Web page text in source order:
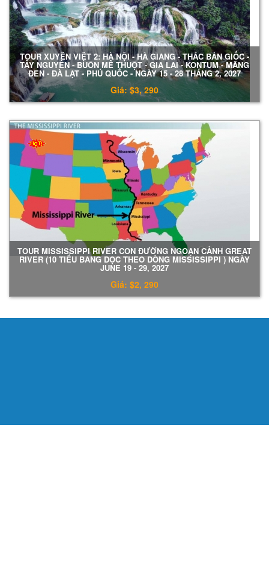
TOUR XUYÊN VIỆT 2: HÀ NỘI - HÀ GIANG - THÁC BẢN GIỐC -
TÂY NGUYÊN - BUÔN MÊ THUỘT - GIA LAI - KONTUM - MĂNG
ĐEN - ĐÀ LẠT - PHÚ QUỐC - NGÀY 15 - 28 THÁNG 2, 2027
Giá: $3, 290
TOUR MISSISSIPPI RIVER CON ĐƯỜNG NGOẠN CẢNH GREAT
RIVER (10 TIỂU BANG DỌC THEO DÒNG MISSISSIPPI ) NGÀY
JUNE 19 - 29, 2027
Giá: $2, 290